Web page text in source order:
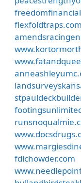
flexfoldtraps.com
fdlchowder.com